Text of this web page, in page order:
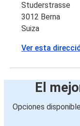
Studerstrasse
3012 Berna
Suiza
Ver esta
El
Opciones